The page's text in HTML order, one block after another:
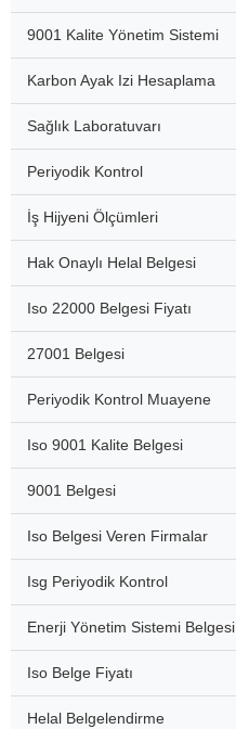
9001 Kalite Yönetim Sistemi
Karbon Ayak Izi Hesaplama
Sağlık Laboratuvarı
Periyodik Kontrol
İş Hijyeni Ölçümleri
Hak Onaylı Helal Belgesi
Iso 22000 Belgesi Fiyatı
27001 Belgesi
Periyodik Kontrol Muayene
Iso 9001 Kalite Belgesi
9001 Belgesi
Iso Belgesi Veren Firmalar
Isg Periyodik Kontrol
Enerji Yönetim Sistemi Belgesi
Iso Belge Fiyatı
Helal Belgelendirme